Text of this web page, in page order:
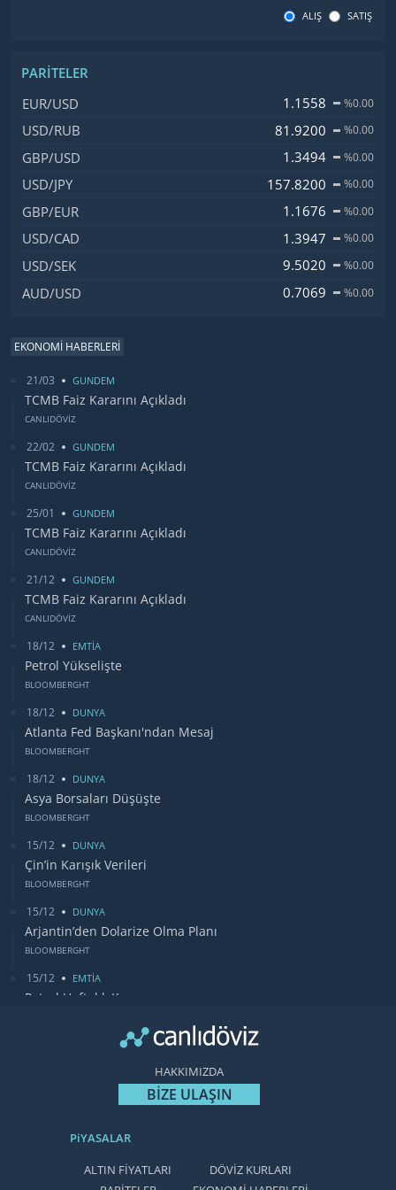
ALIŞ SATIŞ
PARITELER
İsim, Kod
EUR/USD 1.1558 %0.00
USD/RUB 81.9200 %0.00
GBP/USD 1.3494 %0.00
USD/JPY 157.8200 %0.00
GBP/EUR 1.1676 %0.00
USD/CAD 1.3947 %0.00
USD/SEK 9.5020 %0.00
AUD/USD 0.7069 %0.00
EKONOMİ HABERLERİ
21/03 GUNDEM
TCMB Faiz Kararını Açıkladı
CANLIDÖVİZ
22/02 GUNDEM
TCMB Faiz Kararını Açıkladı
CANLIDÖVİZ
25/01 GUNDEM
TCMB Faiz Kararını Açıkladı
CANLIDÖVİZ
21/12 GUNDEM
TCMB Faiz Kararını Açıkladı
CANLIDÖVİZ
18/12 EMTİA
Petrol Yükselişte
BLOOMBERGHT
18/12 DUNYA
Atlanta Fed Başkanı'ndan Mesaj
BLOOMBERGHT
18/12 DUNYA
Asya Borsaları Düşüşte
BLOOMBERGHT
15/12 DUNYA
Çin’in Karışık Verileri
BLOOMBERGHT
15/12 DUNYA
Arjantin’den Dolarize Olma Planı
BLOOMBERGHT
15/12 EMTİA
Petrol Haftalık Kazancı
Bugün Gözler Fed Faiz Kararında
HAKKIMIZDA
BİZE ULAŞIN
PiYASALAR
ALTIN FİYATLARI
DÖVİZ KURLARI